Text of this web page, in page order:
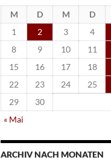
M D M D
1
2 3 4
8
9 10 11
15
16 17 18
22
23 24 25
29
30
« Mai
ARCHIV NACH MONATEN